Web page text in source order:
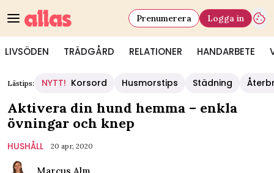
LIVSÖDEN TRÄDGÅRD RELATIONER HANDARBETE
Prenumerera Logga in
Lästips: NYTT! Korsord Husmorstips Städning
Aktivera din hund hemma – enkla
övningar och knep
HUSHÅLL 20 apr, 2020